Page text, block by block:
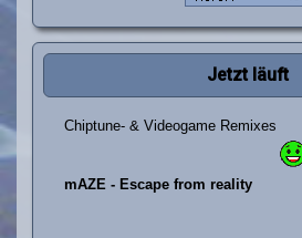
Jetzt läuft